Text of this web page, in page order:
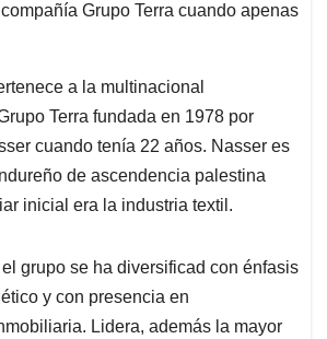
Grupo Terra cuando apenas
a la multinacional
Terra fundada en 1978 por
cuando tenía 22 años. Nasser es
de ascendencia palestina
inicial era la industria textil.
grupo se ha diversificad con énfasis
y con presencia en
Lidera, además la mayor